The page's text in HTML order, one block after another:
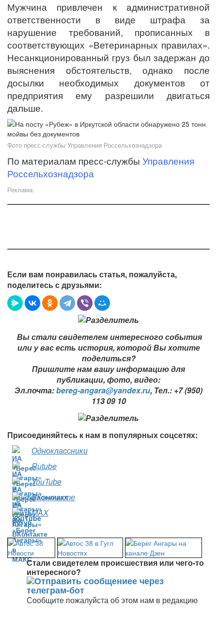
Мужчина привлечен к административной
ответственности в виде штрафа за
нарушение требований, прописанных в
соответствующих «Ветеринарных правилах».
Несанкционированный груз был задержан до
выяснения обстоятельств, однако после
досылки необходимых документов от
предприятия ему разрешили двигаться
дальше.
Фото пресс-службы Управления Россельхознадзора
По материалам пресс-службы Управления
Россельхознадзора
Реклама:
Если вам понравилась статья, пожалуйста,
поделитесь с друзьями:
Вы стали свидетелем интересного события
или у вас есть история, которой Вы хотите
поделиться?
Пришлите нам вашу информацию для
публикации, фото, видео:
Эл.почта:bereg-angara@yandex.ru, Тел.: +7 (950)
113 09 10
Присоединяйтесь к нам в популярных соцсетях:
Одноклассники
Rutube
YouTube
ВКонтакте
MAX
Стали свидетелем происшествия или чего-то
интересного?
Сообщите пожалуйста об этом нам в редакцию